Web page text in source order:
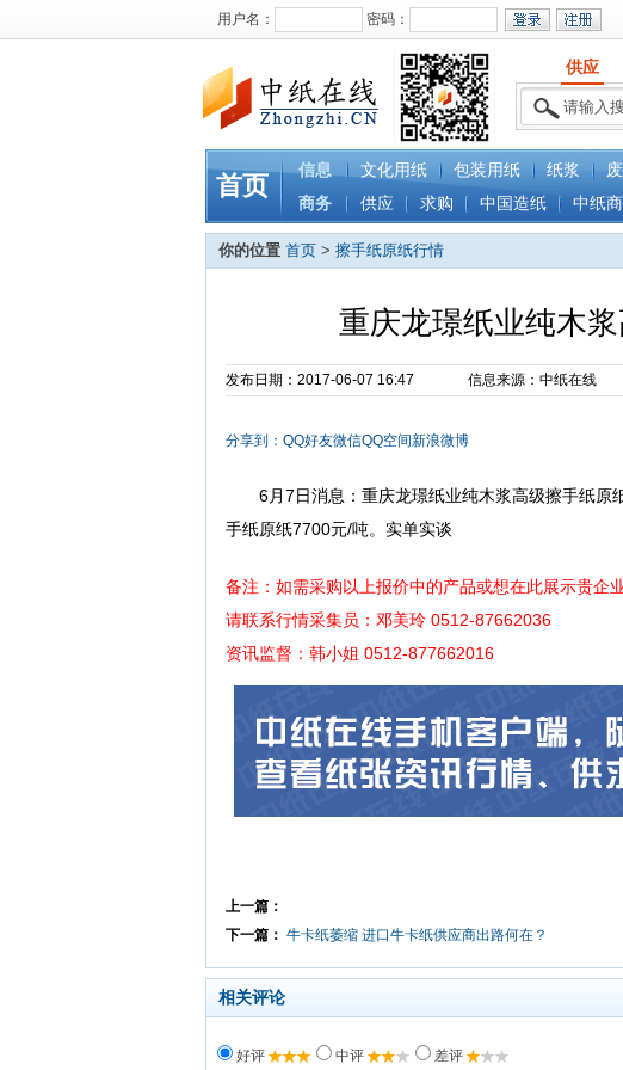
用户名： 密码：
供应
首页
信息 文化用纸 包装用纸 纸浆
商务
供应 求购 中国造纸 中纸
你的位置 首页 > 擦手纸原纸行情
重庆龙璟纸业纯木
发布日期：2017-06-07 16:47 信息来源：中纸在线
分享到： QQ好友微信QQ空间新浪微博
6月7日消息：重庆龙璟纸业纯木浆高级擦手纸
手纸原纸7700元/吨。实单实谈
备注：如需采购以上报价中的产品或想在此展示贵企
请联系行情采集员：邓美玲 0512-87662036
资讯监督：韩小姐 0512-877662016
上一篇：
下一篇： 牛卡纸萎缩 进口牛卡纸供应商出路何在？
相关评论
好评 中评 差评